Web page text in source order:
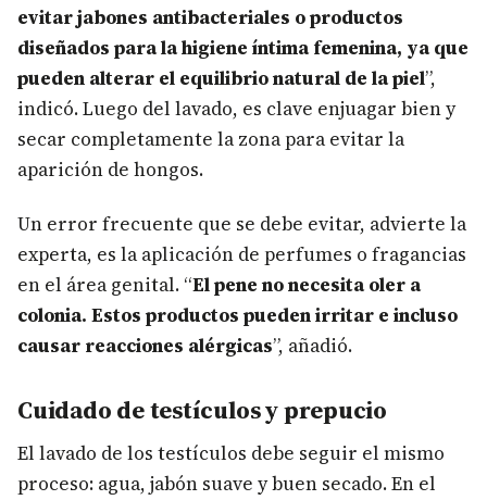
evitar jabones antibacteriales o productos
diseñados para la higiene íntima femenina, ya que
pueden alterar el equilibrio natural de la piel”,
indicó. Luego del lavado, es clave enjuagar bien y
secar completamente la zona para evitar la
aparición de hongos.
Un error frecuente que se debe evitar, advierte la
experta, es la aplicación de perfumes o fragancias
en el área genital. “El pene no necesita oler a
colonia. Estos productos pueden irritar e incluso
causar reacciones alérgicas”, añadió.
Cuidado de testículos y prepucio
El lavado de los testículos debe seguir el mismo
proceso: agua, jabón suave y buen secado. En el